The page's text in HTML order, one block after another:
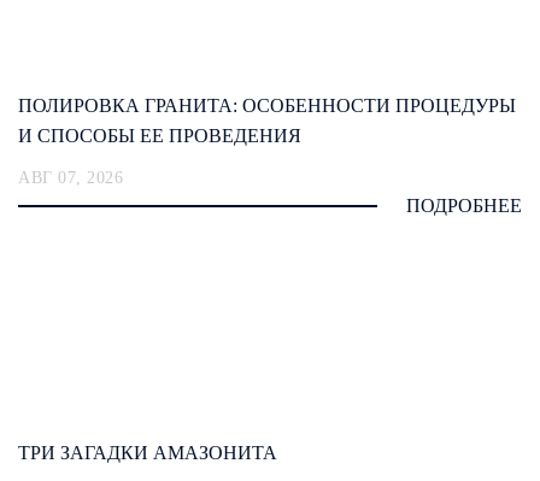
ПОЛИРОВКА ГРАНИТА: ОСОБЕННОСТИ ПРОЦЕДУРЫ
И СПОСОБЫ ЕЕ ПРОВЕДЕНИЯ
АВГ 07, 2026
ПОДРОБНЕЕ
ТРИ ЗАГАДКИ АМАЗОНИТА